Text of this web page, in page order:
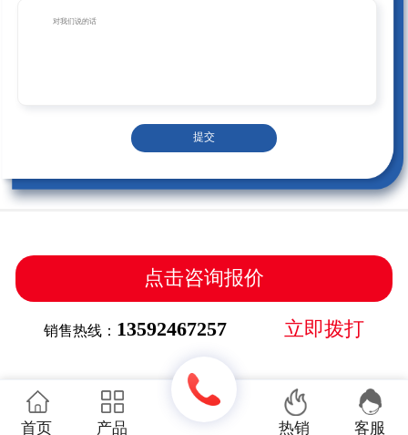
提交
点击咨询报价
销售热线： 13592467257 立即拨打
首页 产品 热销 客服